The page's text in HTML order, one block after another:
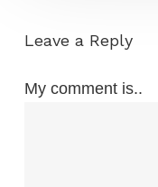
Leave a Reply
My comment is..